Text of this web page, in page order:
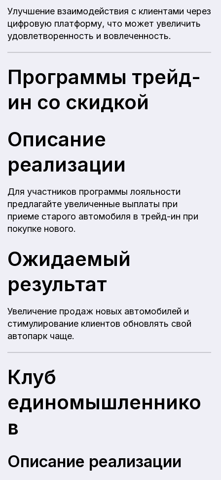
Улучшение взаимодействия с клиентами через
цифровую платформу, что может увеличить
удовлетворенность и вовлеченность.
Программы трейд-
ин со скидкой
Описание
реализации
Для участников программы лояльности
предлагайте увеличенные выплаты при
приеме старого автомобиля в трейд-ин при
покупке нового.
Ожидаемый
результат
Увеличение продаж новых автомобилей и
стимулирование клиентов обновлять свой
автопарк чаще.
Клуб
единомышленнико
в
Описание реализации